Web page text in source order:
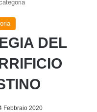
DEL
Febbraio 2020